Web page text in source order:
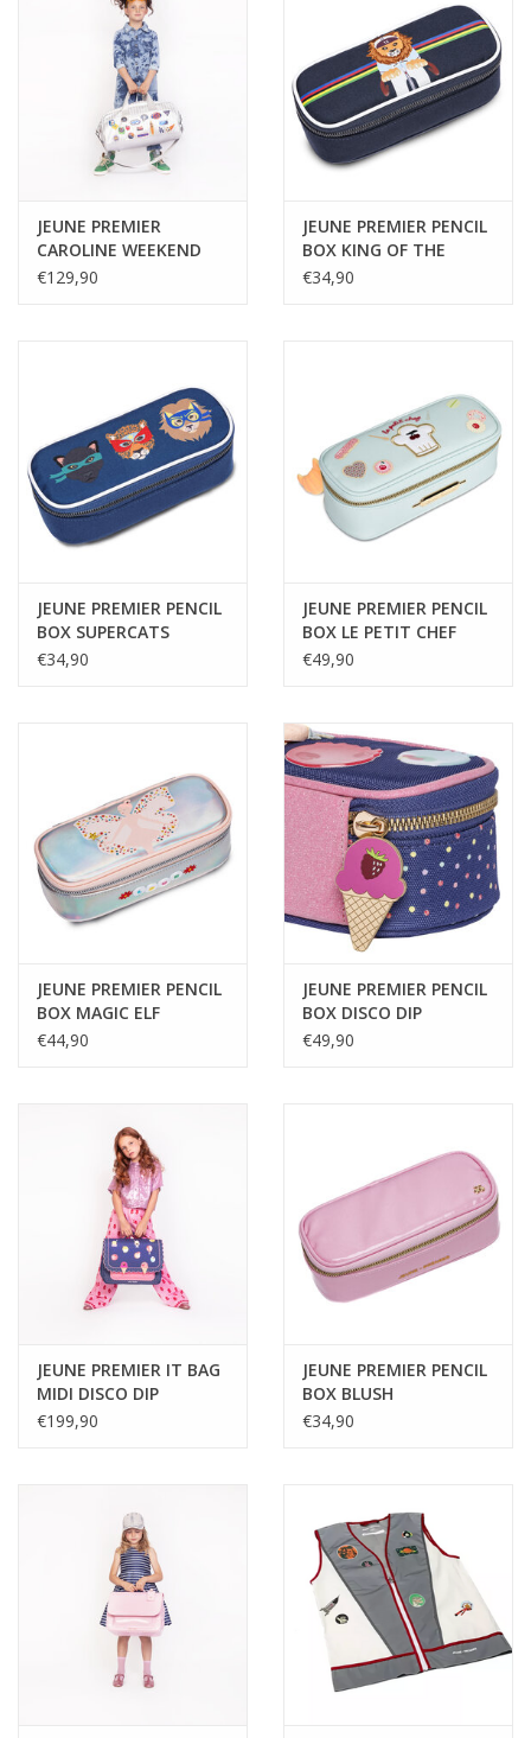
JEUNE PREMIER
CAROLINE WEEKEND
BAG JETSETTER SILVER
€129,90
JEUNE PREMIER PENCIL
BOX KING OF THE
COBBLES
€34,90
JEUNE PREMIER PENCIL
BOX SUPERCATS
€34,90
JEUNE PREMIER PENCIL
BOX LE PETIT CHEF
€49,90
JEUNE PREMIER PENCIL
BOX MAGIC ELF
€44,90
JEUNE PREMIER PENCIL
BOX DISCO DIP
€49,90
JEUNE PREMIER IT BAG
MIDI DISCO DIP
€199,90
JEUNE PREMIER PENCIL
BOX BLUSH
€34,90